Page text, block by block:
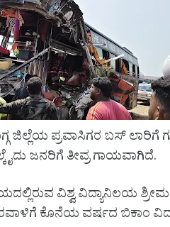
ಜಿಲ್ಲೆಯ ಪ್ರವಾಸಿಗರ ಬಸ್
ಜನರಿಗೆ ತೀವ್ರ ಗಾಯವಾಗಿದೆ.
ವಿಶ್ವ ವಿದ್ಯಾನಿಲಯ
ಕೊನೆಯ ವರ್ಷದ ಬಿಕಾಂ